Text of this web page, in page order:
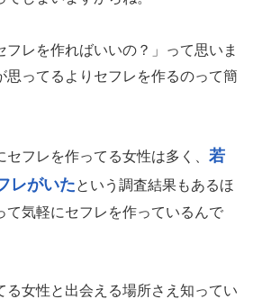
フレを作ればいいの？」って思いま
思ってるよりセフレを作るのって簡
フレを作ってる女性は多く、 若
レがいたという調査結果もあるほ
て気軽にセフレを作っているんで
る女性と出会える場所さえ知ってい